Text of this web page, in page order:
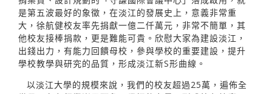
是第五波最好的象徵，在淡江的發展史上，意義非常重
大，徐航健校友率先捐獻一億二仟萬元，非常不簡單，其
他校友接棒捐款，更是難能可貴。欣慰大家為建設淡江，
出錢出力，有能力回饋母校，參與學校的重要建設，提升
學校教學與研究的品質，形成淡江新S形曲線。
以淡江大學的規模來說，我們的校友超過25萬，遍佈全